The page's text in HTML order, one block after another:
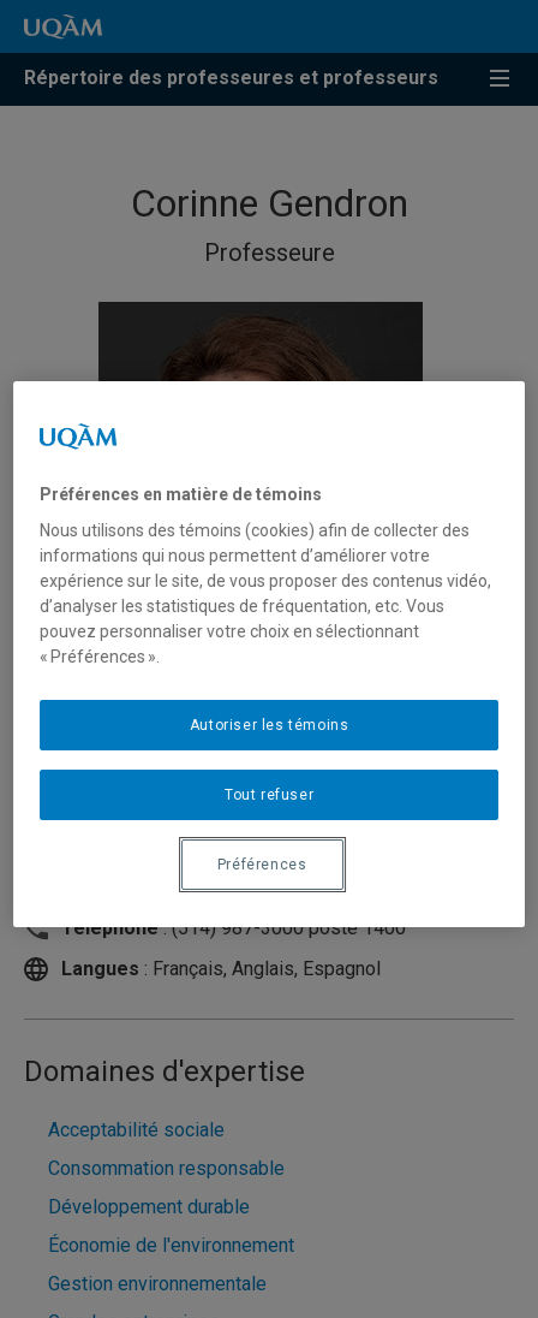
Répertoire des professeures et professeurs
Corinne Gendron
Professeure
Unité:Département de stratégie, responsabilité
sociale et environnementale
gendron.corinne@uqam.ca
Téléphone: (514) 987-3000 poste 1400
Langues : Français, Anglais, Espagnol
Domaines d'expertise
Acceptabilité sociale
Consommation responsable
Développement durable
Économie de l'environnement
Gestion environnementale
Préférences en matière de témoins
Nous utilisons des témoins (cookies) afin de collecter des
informations qui nous permettent d’améliorer votre
expérience sur le site, de vous proposer des contenus vidéo,
d’analyser les statistiques de fréquentation, etc. Vous
pouvez personnaliser votre choix en sélectionnant
« Préférences ».
Tout refuser
Autoriser les témoins
Préférences